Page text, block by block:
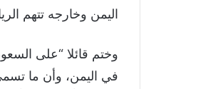
اليمن وخارجه تتهم
وختم قائلا “على
في اليمن، وأن ما